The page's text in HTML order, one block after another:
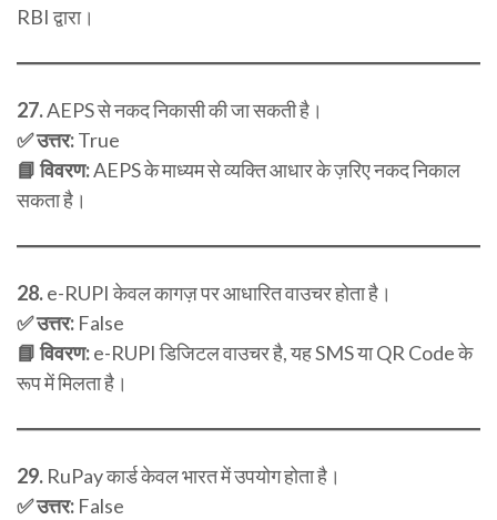
RBI द्वारा।
27.AEPS से नकद निकासी की जा सकती है।
✅ उत्तर:True
📘 विवरण:AEPS के माध्यम से व्यक्ति आधार के ज़रिए नकद निकाल
सकता है।
28.e-RUPI केवल कागज़ पर आधारित वाउचर होता है।
✅ उत्तर: False
📘 विवरण:e-RUPI डिजिटल वाउचर है, यह SMS या QR Code के
रूप में मिलता है।
29. RuPay कार्ड केवल भारत में उपयोग होता है।
✅ उत्तर: False